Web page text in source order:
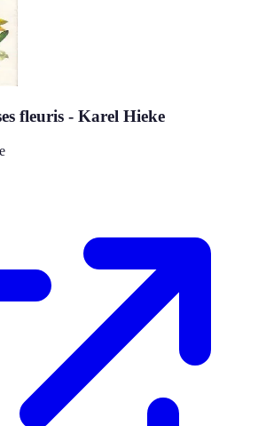
fleuris - Karel Hieke